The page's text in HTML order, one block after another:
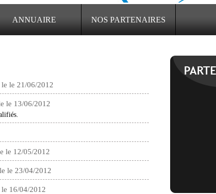
ANNUAIRE NOS PARTENAIRES
le 21/06/2012
le 13/06/2012
le 12/05/2012
le 23/04/2012
16/04/2012